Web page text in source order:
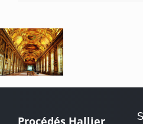
Procédés Hallier